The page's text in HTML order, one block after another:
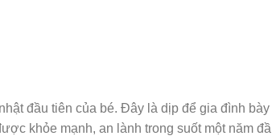
đầu tiên của bé. Đây là dịp để gia đình bày
khỏe mạnh, an lành trong suốt một năm